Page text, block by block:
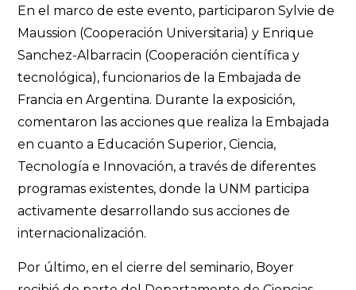
En el marco de este evento, participaron Sylvie de
Maussion (Cooperación Universitaria) y Enrique
Sanchez-Albarracin (Cooperación científica y
tecnológica), funcionarios de la Embajada de
Francia en Argentina. Durante la exposición,
comentaron las acciones que realiza la Embajada
en cuanto a Educación Superior, Ciencia,
Tecnología e Innovación, a través de diferentes
programas existentes, donde la UNM participa
activamente desarrollando sus acciones de
internacionalización.
Por último, en el cierre del seminario, Boyer